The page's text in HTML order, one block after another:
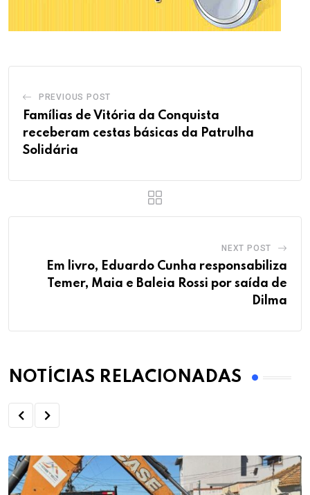
PREVIOUS POST
Famílias de Vitória da Conquista
receberam cestas básicas da Patrulha
Solidária
NEXT POST
Em livro, Eduardo Cunha responsabiliza
Temer, Maia e Baleia Rossi por saída de
Dilma
NOTÍCIAS RELACIONADAS